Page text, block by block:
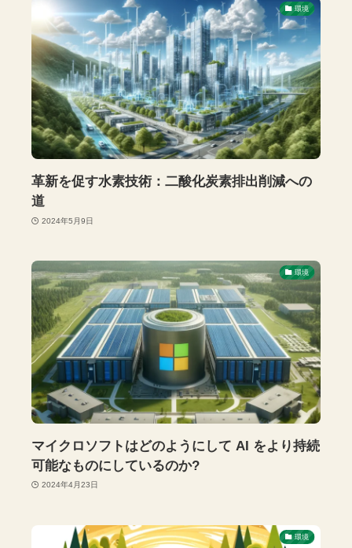
環境
革新を促す水素技術：二酸化炭素排出削減への
道
2024年5月9日
環境
マイクロソフトはどのようにして AI をより持続
可能なものにしているのか?
2024年4月23日
環境